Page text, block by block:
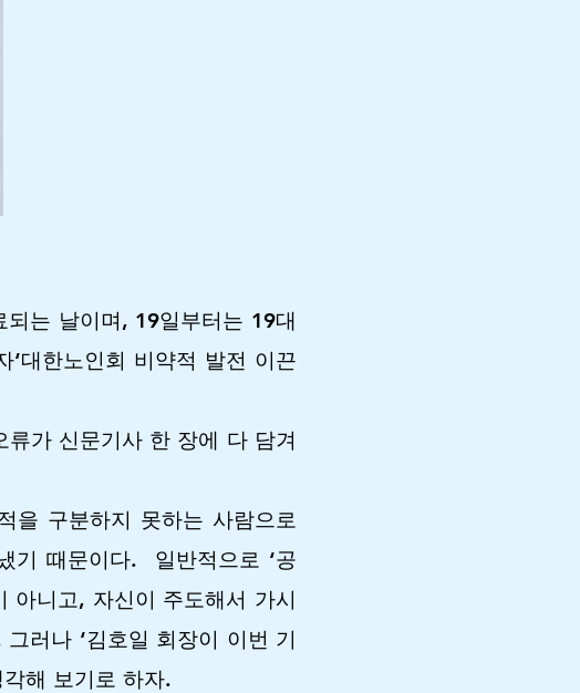
는 날이며, 19일부터는 19대
‘대한노인회 비약적 발전 이끈
가 신문기사 한 장에 다 담겨
을 구분하지 못하는 사람으로
기 때문이다. 일반적으로 ‘공
아니고, 자신이 주도해서 가시
러나 ‘김호일 회장이 이번 기
해 보기로 하자.